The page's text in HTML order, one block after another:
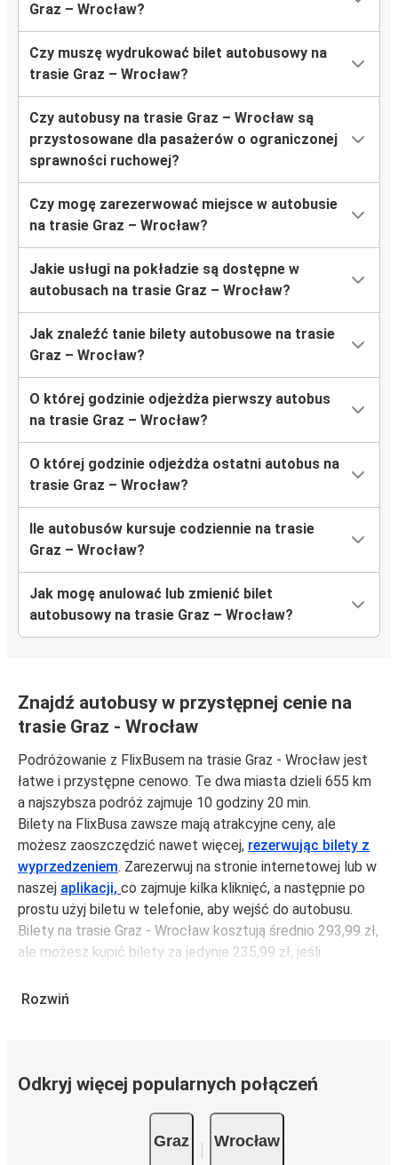
Graz – Wrocław?
Czy muszę wydrukować bilet autobusowy na
trasie Graz – Wrocław?
Czy autobusy na trasie Graz – Wrocław są
przystosowane dla pasażerów o ograniczonej
sprawności ruchowej?
Czy mogę zarezerwować miejsce w autobusie
na trasie Graz – Wrocław?
Jakie usługi na pokładzie są dostępne w
autobusach na trasie Graz – Wrocław?
Jak znaleźć tanie bilety autobusowe na trasie
Graz – Wrocław?
O której godzinie odjeżdża pierwszy autobus
na trasie Graz – Wrocław?
O której godzinie odjeżdża ostatni autobus na
trasie Graz – Wrocław?
Ile autobusów kursuje codziennie na trasie
Graz – Wrocław?
Jak mogę anulować lub zmienić bilet
autobusowy na trasie Graz – Wrocław?
Znajdź autobusy w przystępnej cenie na
trasie Graz - Wrocław
Podróżowanie z FlixBusem na trasie Graz - Wrocław jest
łatwe i przystępne cenowo. Te dwa miasta dzieli 655 km
a najszybsza podróż zajmuje 10 godziny 20 min.
Bilety na FlixBusa zawsze mają atrakcyjne ceny, ale
możesz zaoszczędzić nawet więcej, rezerwując bilety z
wyprzedzeniem. Zarezerwuj na stronie internetowej lub w
naszej aplikacji, co zajmuje kilka kliknięć, a następnie po
prostu użyj biletu w telefonie, aby wejść do autobusu.
Bilety na trasie Graz - Wrocław kosztują średnio 293,99 zł,
ale możesz kupić bilety za jedynie 235,99 zł, jeśli
unikając weekendów i świąt. Aby podróżować szybko,
jedynie 10 godziny 20 min.
Rozwiń
Odkryj więcej popularnych połączeń
Graz Wrocław